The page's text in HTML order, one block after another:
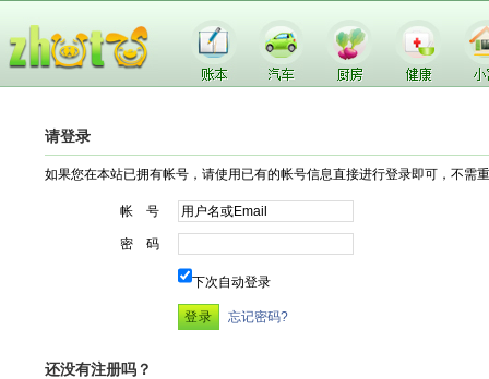
请登录
如果您在本站已拥有帐号，请使用已有的帐号信息直接进行登录即可，不需
帐 号
密 码
下次自动登录
忘记密码?
还没有注册吗？